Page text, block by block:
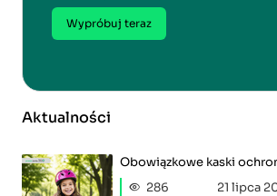
Wypróbuj teraz
Aktualności
Obowiązkowe kaski
286
21 lipca